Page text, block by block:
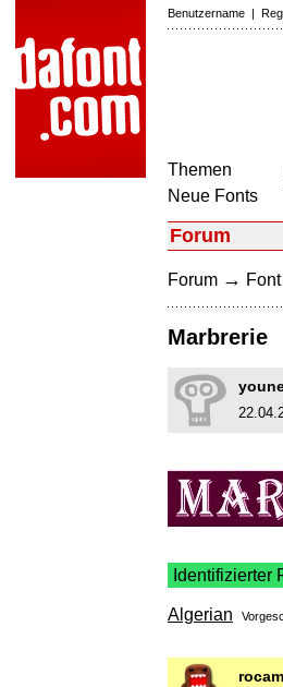
Benutzername |
Themen
Neue Fonts
Forum
Forum →
Marbrerie
Identifizierter
Algerian